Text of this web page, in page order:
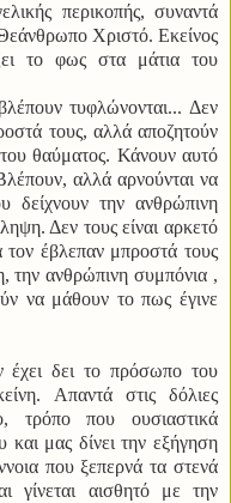
περικοπής, συναντά
Χριστό. Εκείνος
το φως στα μάτια του
τυφλώνονται... Δεν
τους, αλλά αποζητούν
του θαύματος. Κάνουν αυτό
αλλά αρνούνται να
δείχνουν την ανθρώπινη
Δεν τους είναι αρκετό
έβλεπαν μπροστά τους
την ανθρώπινη συμπόνια ,
να μάθουν το πως έγινε
έχει δει το πρόσωπο του
Απαντά στις δόλιες
τρόπο που ουσιαστικά
και μας δίνει την εξήγηση
που ξεπερνά τα στενά
γίνεται αισθητό με την